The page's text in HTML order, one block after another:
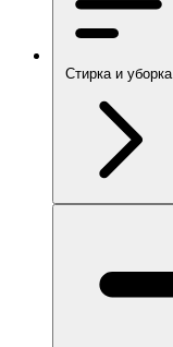
Стирка и уборка